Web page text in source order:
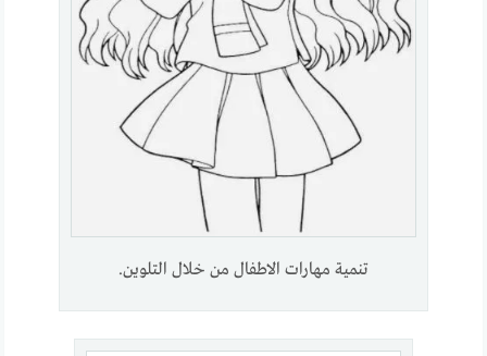
تنمية مهارات الاطفال من خلال التلوين.